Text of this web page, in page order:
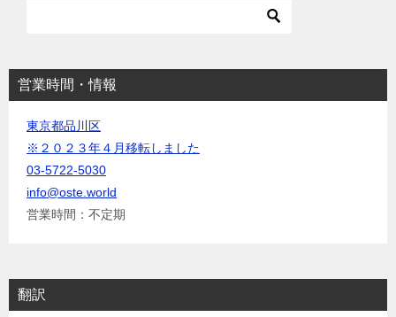
営業時間・情報
東京都品川区
※２０２３年４月移転しました
03-5722-5030
info@oste.world
営業時間：不定期
翻訳